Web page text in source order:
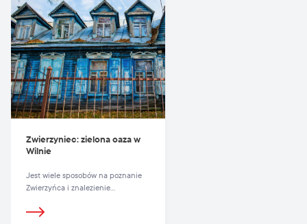
Zwierzyniec: zielona oaza w
Wilnie
Jest wiele sposobów na poznanie
Zwierzyńca i znalezienie